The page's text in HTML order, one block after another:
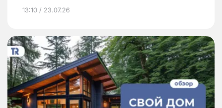
13:10 / 23.07.26